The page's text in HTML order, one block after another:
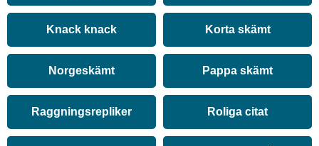
Knack knack Korta skämt
Norgeskämt Pappa skämt
Raggningsrepliker Roliga citat